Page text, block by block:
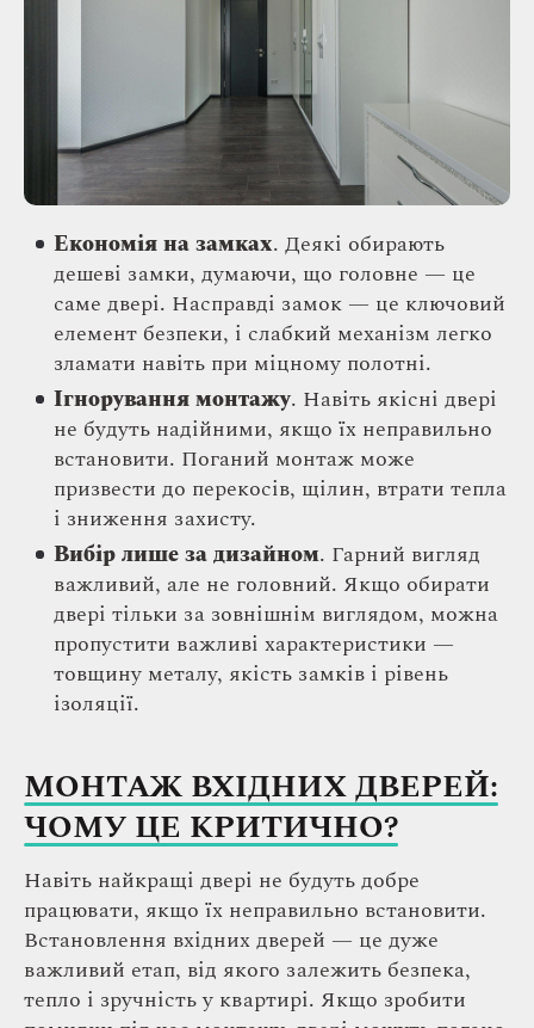
Економія на замках. Деякі обирають
дешеві замки, думаючи, що головне — це
саме двері. Насправді замок — це ключовий
елемент безпеки, і слабкий механізм легко
зламати навіть при міцному полотні.
Ігнорування монтажу. Навіть якісні двері
не будуть надійними, якщо їх неправильно
встановити. Поганий монтаж може
призвести до перекосів, щілин, втрати тепла
і зниження захисту.
Вибір лише за дизайном. Гарний вигляд
важливий, але не головний. Якщо обирати
двері тільки за зовнішнім виглядом, можна
пропустити важливі характеристики —
товщину металу, якість замків і рівень
ізоляції.
МОНТАЖ ВХІДНИХ ДВЕРЕЙ:
ЧОМУ ЦЕ КРИТИЧНО?
Навіть найкращі двері не будуть добре
працювати, якщо їх неправильно встановити.
Встановлення вхідних дверей — це дуже
важливий етап, від якого залежить безпека,
тепло і зручність у квартирі. Якщо зробити